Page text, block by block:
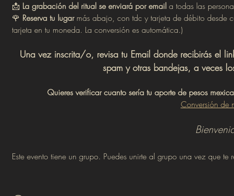
📩 La grabación del ritual se enviará por email a todas las
🌹 Reserva tu lugar más abajo, con tdc y tarjeta de débito desde
tarjeta en tu moneda. La conversión es automática.)
Una vez inscrita/o, revisa tu Email donde recibirás el
spam y otras bandejas, a veces
Quieres verificar cuanto sería tu aporte de pesos
Conversión de
Este evento tiene un grupo. Puedes unirte al grupo una vez que te